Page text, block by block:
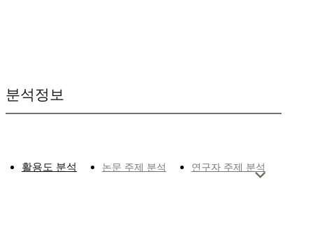
분석정보
활용도 분석 논문 주제 분석 연구자 주제 분석